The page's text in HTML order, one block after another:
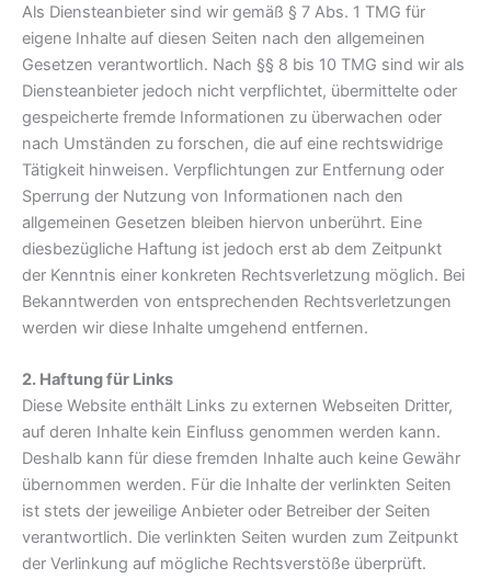
Als Diensteanbieter sind wir gemäß § 7 Abs. 1 TMG für
eigene Inhalte auf diesen Seiten nach den allgemeinen
Gesetzen verantwortlich. Nach §§ 8 bis 10 TMG sind wir als
Diensteanbieter jedoch nicht verpflichtet, übermittelte oder
gespeicherte fremde Informationen zu überwachen oder
nach Umständen zu forschen, die auf eine rechtswidrige
Tätigkeit hinweisen. Verpflichtungen zur Entfernung oder
Sperrung der Nutzung von Informationen nach den
allgemeinen Gesetzen bleiben hiervon unberührt. Eine
diesbezügliche Haftung ist jedoch erst ab dem Zeitpunkt
der Kenntnis einer konkreten Rechtsverletzung möglich. Bei
Bekanntwerden von entsprechenden Rechtsverletzungen
werden wir diese Inhalte umgehend entfernen.
2. Haftung für Links
Diese Website enthält Links zu externen Webseiten Dritter,
auf deren Inhalte kein Einfluss genommen werden kann.
Deshalb kann für diese fremden Inhalte auch keine Gewähr
übernommen werden. Für die Inhalte der verlinkten Seiten
ist stets der jeweilige Anbieter oder Betreiber der Seiten
verantwortlich. Die verlinkten Seiten wurden zum Zeitpunkt
der Verlinkung auf mögliche Rechtsverstöße überprüft.